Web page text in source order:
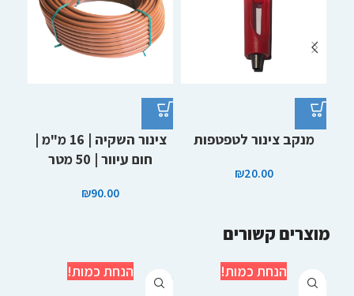
מנקב צינור לטפטפות
₪20.00
צינור השקיה | 16 מ"מ |
חום עיוור | 50 מטר
₪90.00
מוצרים קשורים
הנחת כמות! הנחת כמות!